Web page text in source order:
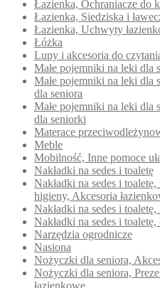
Łazienka, Ochraniacze do
Łazienka, Siedziska i
Łazienka, Uchwyty
Łóżka
Lupy i akcesoria do
Małe pojemniki na leki dla
Małe pojemniki na leki dla
dla seniora
Małe pojemniki na leki dla
dla seniorki
Materace
Meble
Mobilność, Inne pomoce
Nakładki na sedes i toaletę
Nakładki na sedes i
higieny, Akcesoria
Nakładki na sedes i
Nakładki na sedes i
Narzędzia ogrodnicze
Nasiona
Nożyczki dla seniora,
Nożyczki dla seniora,